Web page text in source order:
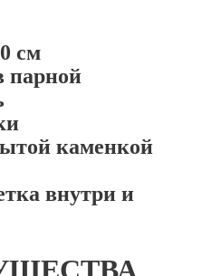
см
парной
каменкой
внутри и